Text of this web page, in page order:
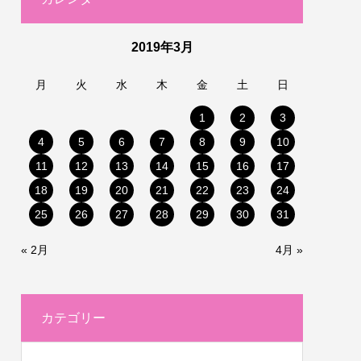
2019年3月
月 火 水 木 金 土 日
1 2
3
4
5 6 7 8 9
10
11
12 13 14 15 16
17
18
19 20 21 22 23
24
25
26 27 28 29 30 31
« 2月 4月 »
カテゴリー